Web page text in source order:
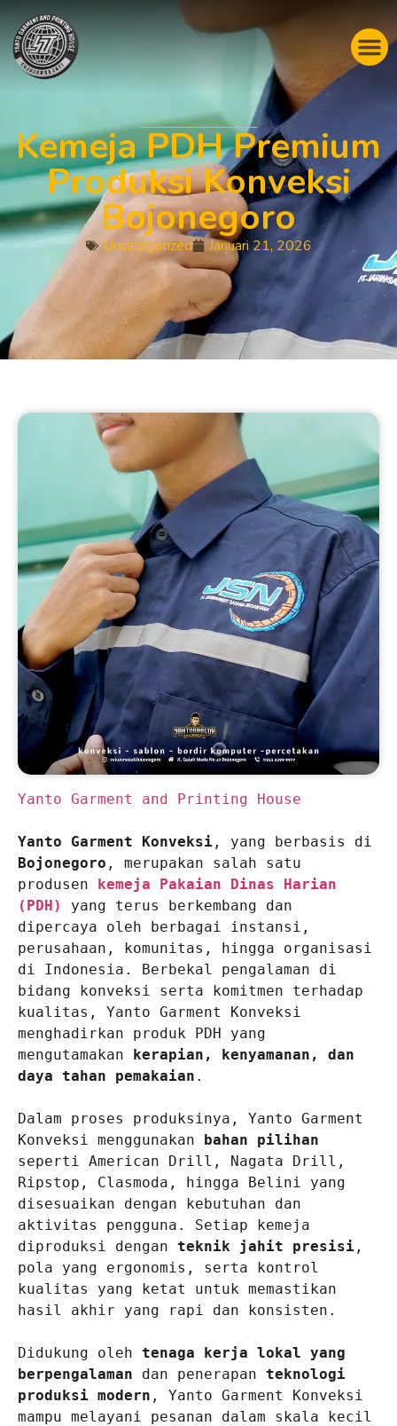
Kemeja PDH Premium
Produksi Konveksi
Bojonegoro
Uncategorized Januari 21, 2026
Yanto Garment and Printing House
Yanto Garment Konveksi
Bojonegoro , merupakan salah satu
produsen kemeja Pakaian Dinas Harian
(PDH)
yang terus berkembang dan
dipercaya oleh berbagai instansi,
perusahaan, komunitas, hingga organisasi
di Indonesia. Berbekal pengalaman di
bidang konveksi serta komitmen terhadap
kualitas, Yanto Garment Konveksi
menghadirkan produk PDH yang
mengutamakan kerapian, kenyamanan, dan
daya tahan pemakaian .
Dalam proses produksinya, Yanto Garment
Konveksi menggunakan bahan pilihan
seperti American Drill, Nagata Drill,
Ripstop, Clasmoda, hingga Belini yang
disesuaikan dengan kebutuhan dan
aktivitas pengguna. Setiap kemeja
diproduksi dengan teknik jahit presisi ,
pola yang ergonomis, serta kontrol
kualitas yang ketat untuk memastikan
hasil akhir yang rapi dan konsisten.
Didukung oleh tenaga kerja lokal yang
berpengalaman dan penerapan teknologi
produksi modern , Yanto Garment Konveksi
mampu melayani pesanan dalam skala kecil